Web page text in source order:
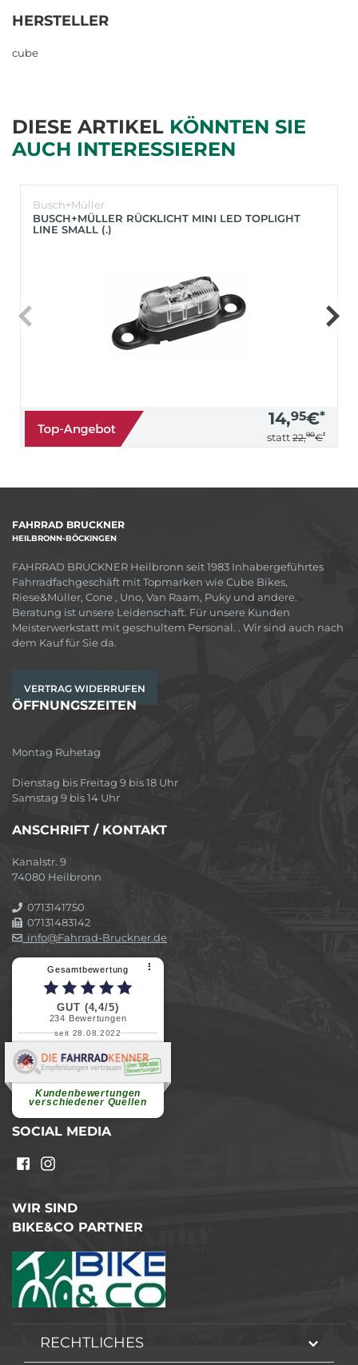
HERSTELLER
cube
DIESE ARTIKEL KÖNNTEN SIE
AUCH INTERESSIEREN
Busch+Müller
BUSCH+MÜLLER RÜCKLICHT MINI LED TOPLIGHT
LINE SMALL (.)
14,95€*
statt 22,90€*
FAHRRAD BRUCKNER
HEILBRONN-BÖCKINGEN
FAHRRAD BRUCKNER Heilbronn seit 1983 Inhabergeführtes
Fahrradfachgeschäft mit Topmarken wie Cube Bikes,
Riese&Müller, Cone , Uno, Van Raam, Puky und andere.
Beratung ist unsere Leidenschaft. Für unsere Kunden
Meisterwerkstatt mit geschultem Personal. . Wir sind auch nach
dem Kauf für Sie da.
VERTRAG WIDERRUFEN
ÖFFNUNGSZEITEN
Montag Ruhetag
Dienstag bis Freitag 9 bis 18 Uhr
Samstag 9 bis 14 Uhr
ANSCHRIFT / KONTAKT
Kanalstr. 9
74080 Heilbronn
0713141750
07131483142
info@Fahrrad-Bruckner.de
Gesamtbewertung ⠇
GUT (4,4/5)
234 Bewertungen
seit 28.08.2022
Kundenbewertungen
verschiedener Quellen
Elvira B.
Superschnelle und freundliche
weiterlesen
SOCIAL MEDIA
WIR SIND
BIKE&CO PARTNER
RECHTLICHES